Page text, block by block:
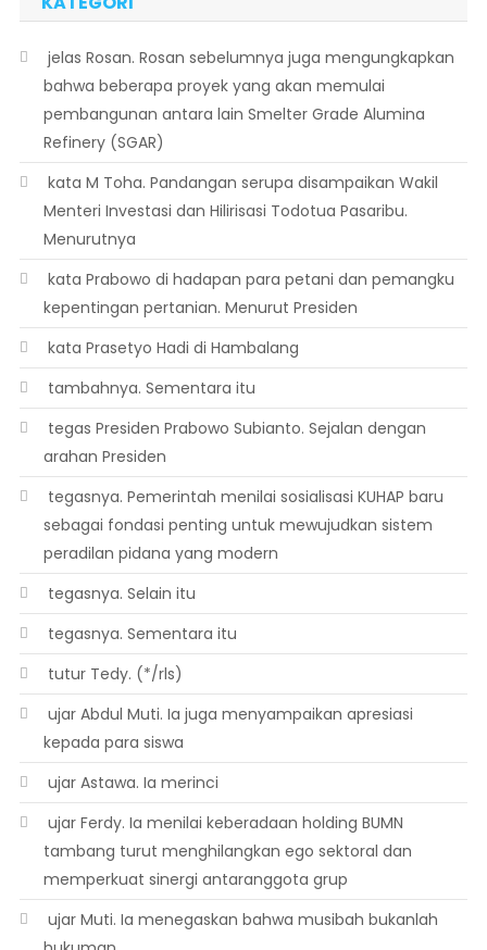
 jelas Rosan. Rosan sebelumnya juga mengungkapkan
bahwa beberapa proyek yang akan memulai
pembangunan antara lain Smelter Grade Alumina
Refinery (SGAR)
 kata M Toha. Pandangan serupa disampaikan Wakil
Menteri Investasi dan Hilirisasi Todotua Pasaribu.
Menurutnya
 kata Prabowo di hadapan para petani dan pemangku
kepentingan pertanian. Menurut Presiden
 kata Prasetyo Hadi di Hambalang
 tambahnya. Sementara itu
 tegas Presiden Prabowo Subianto. Sejalan dengan
arahan Presiden
 tegasnya. Pemerintah menilai sosialisasi KUHAP baru
sebagai fondasi penting untuk mewujudkan sistem
peradilan pidana yang modern
 tegasnya. Selain itu
 tegasnya. Sementara itu
 tutur Tedy. (*/rls)
 ujar Abdul Muti. Ia juga menyampaikan apresiasi
kepada para siswa
 ujar Astawa. Ia merinci
 ujar Ferdy. Ia menilai keberadaan holding BUMN
tambang turut menghilangkan ego sektoral dan
memperkuat sinergi antaranggota grup
 ujar Muti. Ia menegaskan bahwa musibah bukanlah